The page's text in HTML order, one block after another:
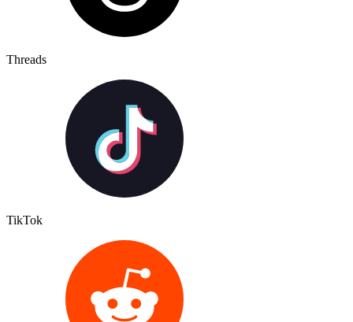
Threads
TikTok